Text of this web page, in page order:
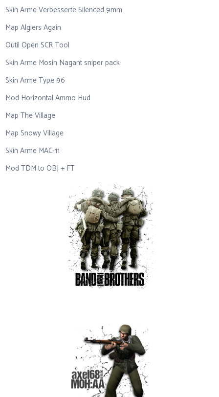
Skin Arme Verbesserte Silenced 9mm
Map Algiers Again
Outil Open SCR Tool
Skin Arme Mosin Nagant sniper pack
Skin Arme Type 96
Mod Horizontal Ammo Hud
Map The Village
Map Snowy Village
Skin Arme MAC-11
Mod TDM to OBJ + FT